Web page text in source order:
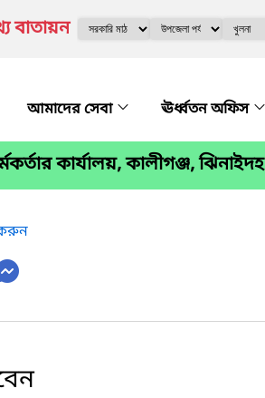
বাতায়ন
আমাদের সেবা ঊর্ধ্বতন অফিস
কার্যালয়, কালীগঞ্জ, ঝিনাইদহ
করুন